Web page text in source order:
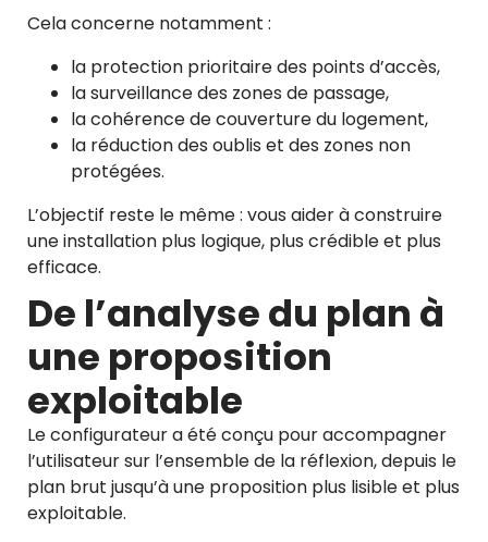
Cela concerne notamment :
la protection prioritaire des points d’accès,
la surveillance des zones de passage,
la cohérence de couverture du logement,
la réduction des oublis et des zones non
protégées.
L’objectif reste le même : vous aider à construire
une installation plus logique, plus crédible et plus
efficace.
De l’analyse du plan à
une proposition
exploitable
Le configurateur a été conçu pour accompagner
l’utilisateur sur l’ensemble de la réflexion, depuis le
plan brut jusqu’à une proposition plus lisible et plus
exploitable.